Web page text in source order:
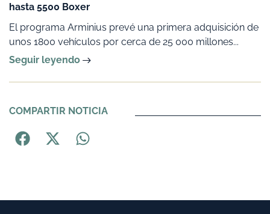
hasta 5500 Boxer
El programa Arminius prevé una primera adquisición de
unos 1800 vehículos por cerca de 25 000 millones...
Seguir leyendo
COMPARTIR NOTICIA